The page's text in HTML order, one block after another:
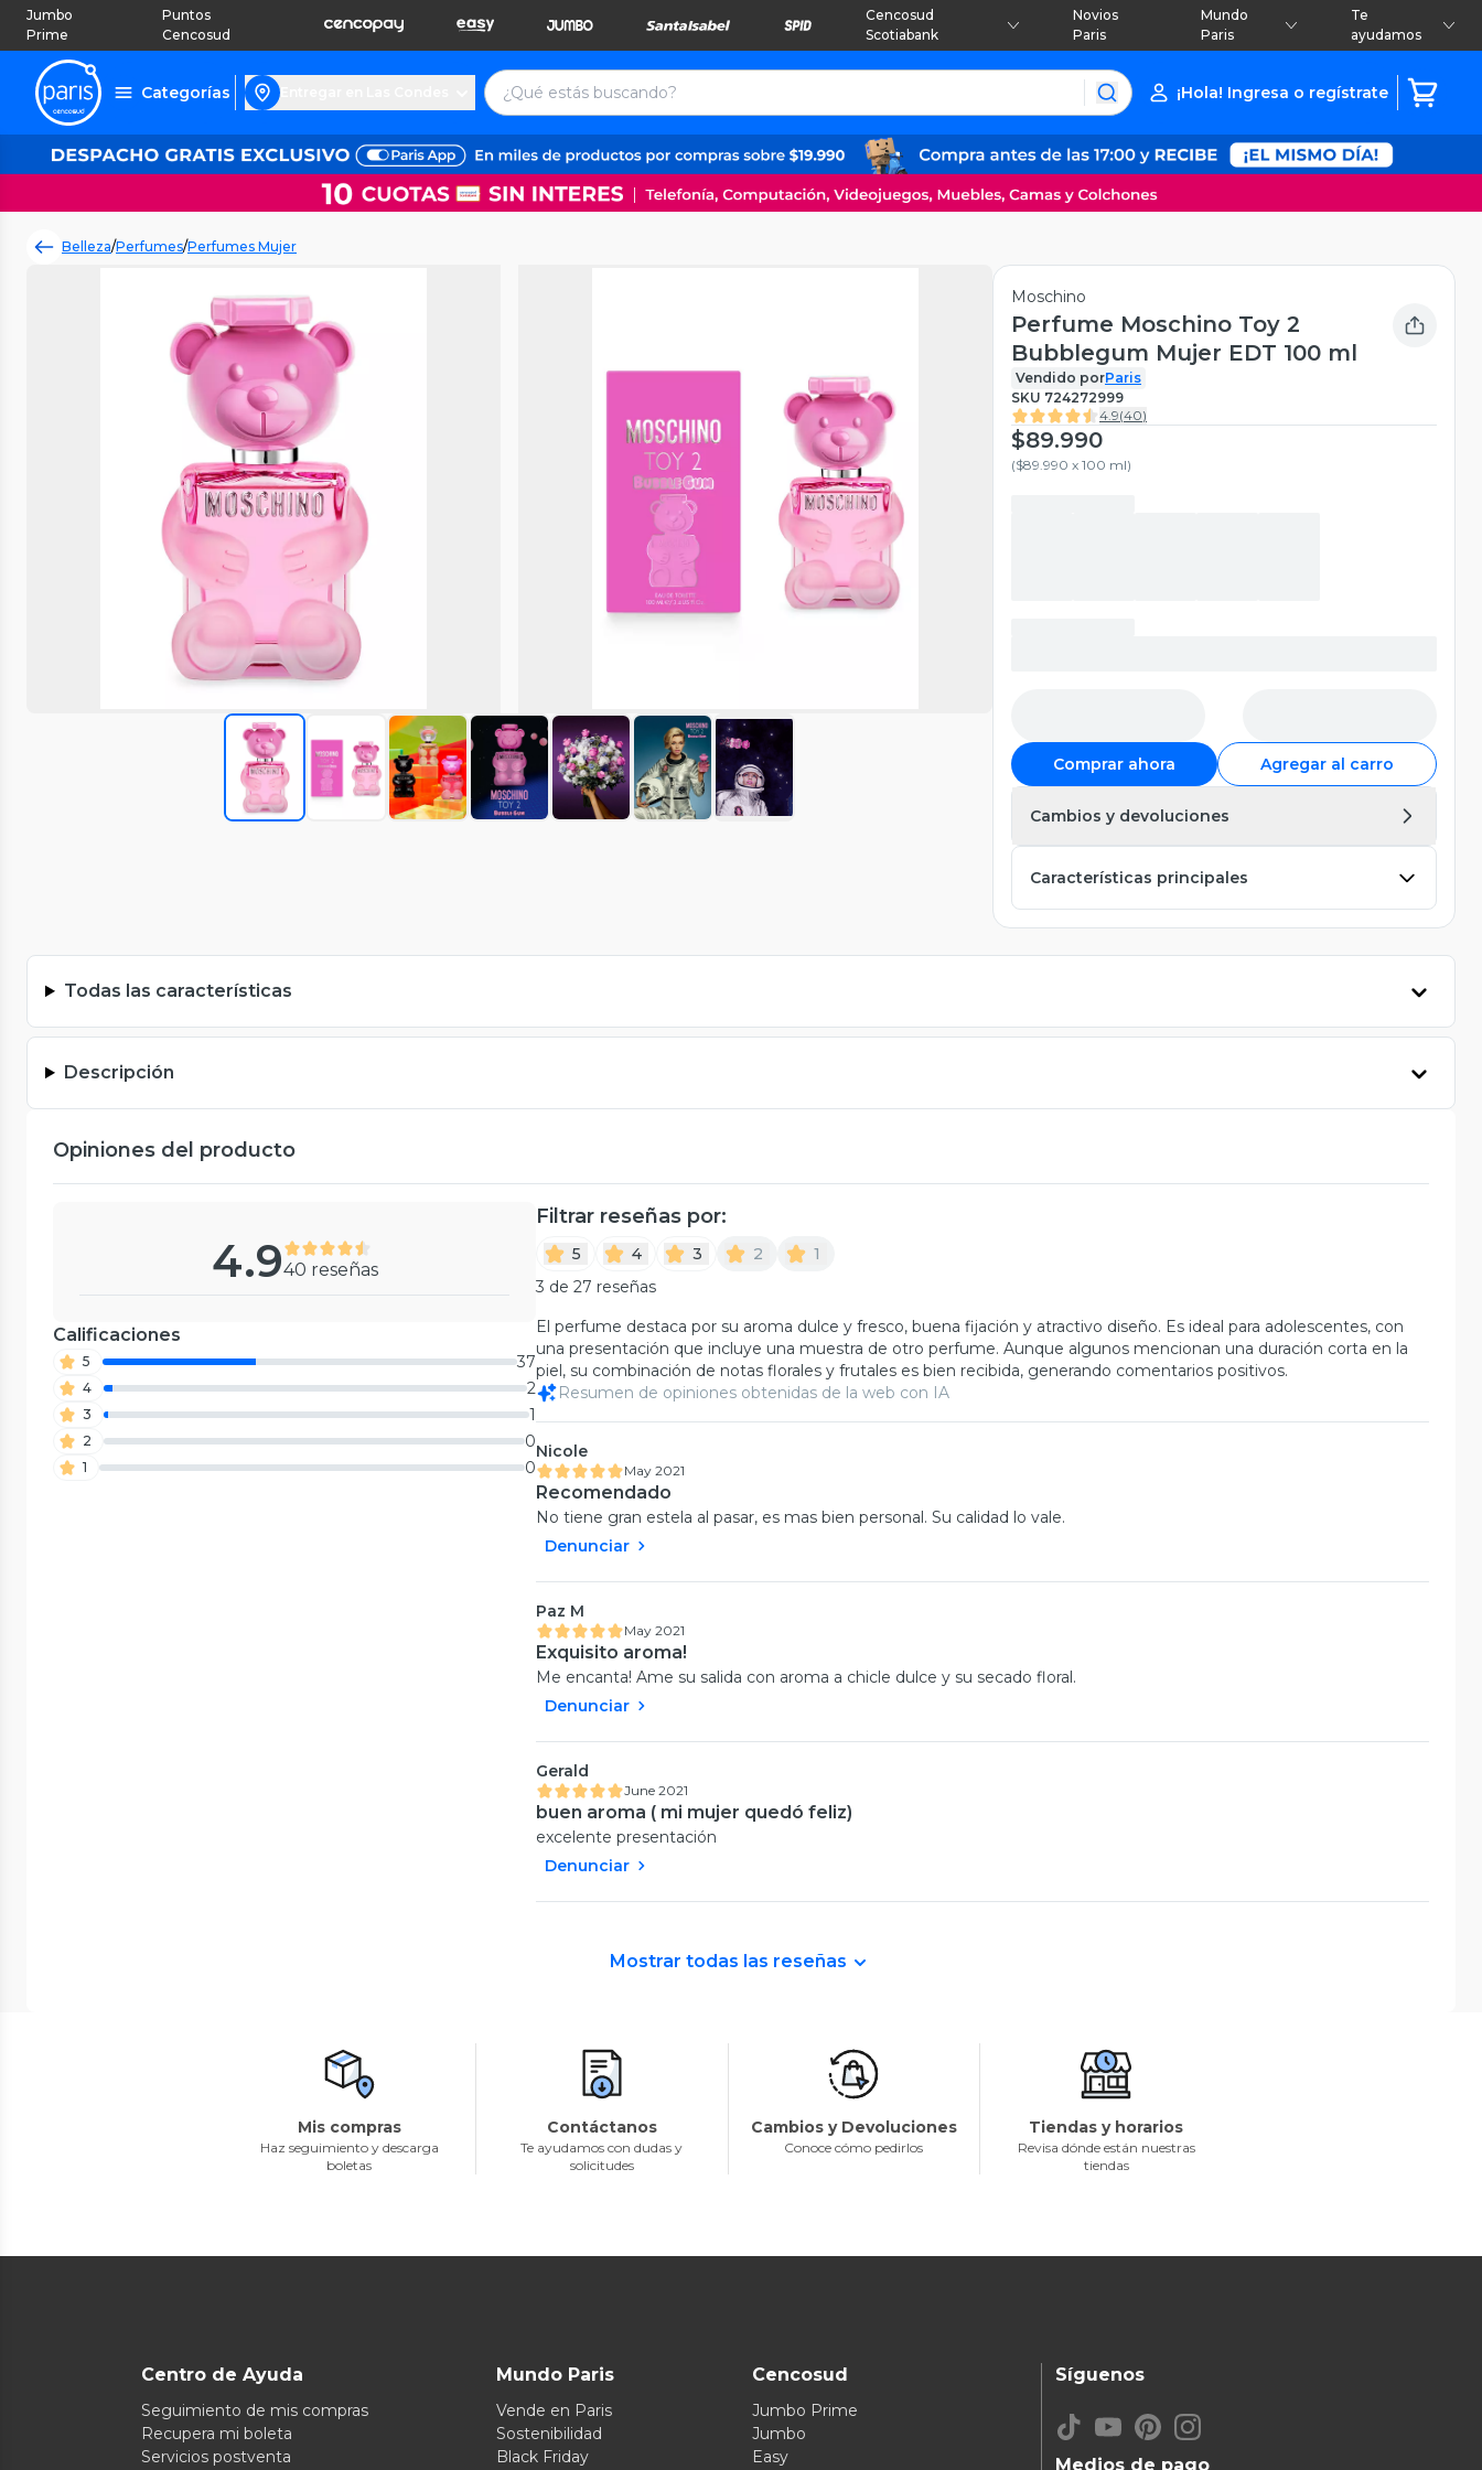
Jumbo
Prime
Puntos
Cencosud
Cencosud
Scotiabank
Novios
Paris
Mundo
Paris
Te
ayudamos
Categorías ¡Hola! Ingresa o regístrate
Belleza/Perfumes/Perfumes Mujer
Moschino
Perfume Moschino Toy 2
Bubblegum Mujer EDT 100 ml
Vendido porParis
SKU 724272999
4.9(40)
$89.990
($89.990 x 100 ml)
Comprar ahora Agregar al carro
Cambios y devoluciones
Características principales
Todas las características
Descripción
Opiniones del producto
4.940 reseñas
Calificaciones
5 37
4 2
3 1
2 0
1 0
Filtrar reseñas por:
5 4 3 2
1
3 de 27 reseñas
El perfume destaca por su aroma dulce y fresco, buena fijación y atractivo diseño. Es ideal para adolescentes, con
una presentación que incluye una muestra de otro perfume. Aunque algunos mencionan una duración corta en la
piel, su combinación de notas florales y frutales es bien recibida, generando comentarios positivos.
Resumen de opiniones obtenidas de la web con IA
Nicole
May 2021
Recomendado
No tiene gran estela al pasar, es mas bien personal. Su calidad lo vale.
Denunciar
Paz M
May 2021
Exquisito aroma!
Me encanta! Ame su salida con aroma a chicle dulce y su secado floral.
Denunciar
Gerald
June 2021
buen aroma ( mi mujer quedó feliz)
excelente presentación
Denunciar
Mostrar todas las reseñas
Mis compras
Haz seguimiento y descarga
boletas
Contáctanos
Te ayudamos con dudas y
solicitudes
Cambios y Devoluciones
Conoce cómo pedirlos
Tiendas y horarios
Revisa dónde están nuestras
tiendas
Centro de Ayuda
Seguimiento de mis compras
Recupera mi boleta
Servicios postventa
Mundo Paris
Vende en Paris
Sostenibilidad
Black Friday
Cencosud
Jumbo Prime
Jumbo
Easy
Medios de pago
Síguenos